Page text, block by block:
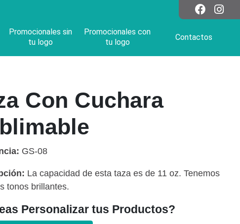
Promocionales sin
tu logo
Promocionales con
tu logo
Contactos
Con Cuchara
GS-08
La capacidad de esta taza es de 11 oz. Tenemos
tonos brillantes.
Personalizar tus Productos?